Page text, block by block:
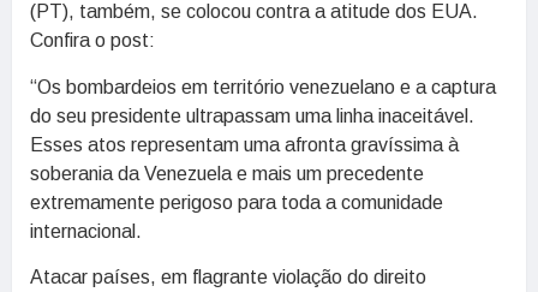
(PT), também, se colocou contra a atitude dos EUA.
Confira o post:
“Os bombardeios em território venezuelano e a captura
do seu presidente ultrapassam uma linha inaceitável.
Esses atos representam uma afronta gravíssima à
soberania da Venezuela e mais um precedente
extremamente perigoso para toda a comunidade
internacional.
Atacar países, em flagrante violação do direito